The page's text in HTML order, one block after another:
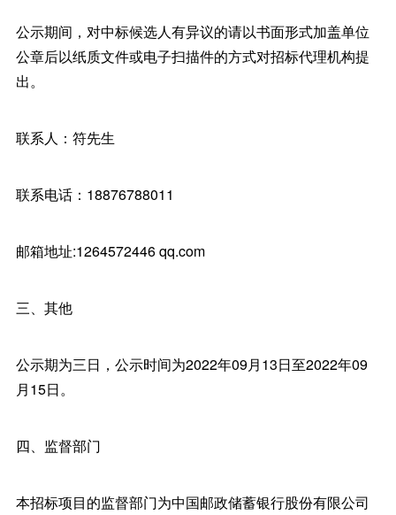
公示期间，对中标候选人有异议的请以书面形式加盖单位
公章后以纸质文件或电子扫描件的方式对招标代理机构提
出。
联系人：符先生
联系电话：18876788011
邮箱地址:1264572446 qq.com
三、其他
公示期为三日，公示时间为2022年09月13日至2022年09
月15日。
四、监督部门
本招标项目的监督部门为中国邮政储蓄银行股份有限公司